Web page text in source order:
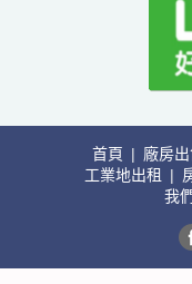
首頁 | 廠房
工業地出租
|
我們